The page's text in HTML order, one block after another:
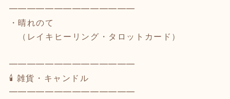
━━━━━━━━━━━━━━
・晴れのて
（レイキヒーリング・タロットカード）
━━━━━━━━━━━━━━
🕯️ 雑貨・キャンドル
━━━━━━━━━━━━━━